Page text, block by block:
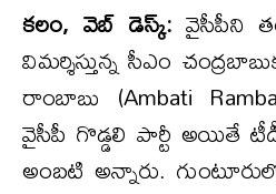
క‌లం, వెబ్ డెస్క్‌:వైసీపీని
విమ‌ర్శిస్తున్న సీఎం
రాంబాబు (Ambati
వైసీపీ గొడ్డ‌లి పార్టీ అయితే
అంబ‌టి అన్నారు.